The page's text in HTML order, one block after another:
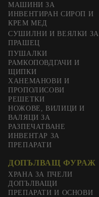
МАШИНИ ЗА
ИНВЕНТИРАН СИРОП И
КРЕМ МЕД
СУШИЛНИ И ВЕЯЛКИ ЗА
ПРАШЕЦ
ПУШАЛКИ
РАМКОПОВДГАЧИ И
ЩИПКИ
ХАНЕМАНОВИ И
ПРОПОЛИСОВИ
РЕШЕТКИ
НОЖОВЕ, ВИЛИЦИ И
ВАЛЯЦИ ЗА
РАЗПЕЧАТВАНЕ
ИНВЕНТАР ЗА
ПРЕПАРАТИ
ДОПЪЛВАЩ ФУРАЖ
ХРАНА ЗА ПЧЕЛИ
ДОПЪЛВАЩИ
ПРЕПАРАТИ И ОСНОВИ